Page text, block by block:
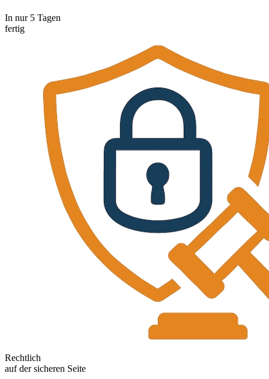
In nur 5 Tagen
fertig
Rechtlich
auf der sicheren Seite